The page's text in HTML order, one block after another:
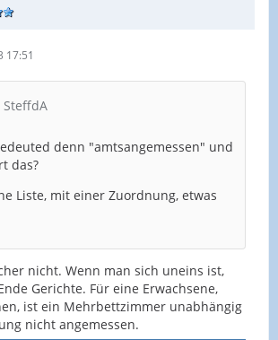
17:51
denn "amtsangemessen" und
das?
Liste, mit einer Zuordnung, etwas
nicht. Wenn man sich uneins ist,
Gerichte. Für eine Erwachsene,
ist ein Mehrbettzimmer unabhängig
nicht angemessen.